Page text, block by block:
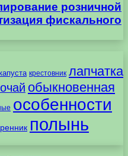
розничной
фискального
крестовник лапчатка
обыкновенная
особенности
полынь